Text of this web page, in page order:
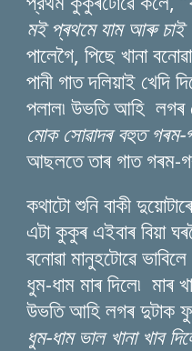
মই প্ৰথমে যাম আৰু
পালেগৈ, পিছে খানা
পানী গাত দলিয়াই খেদি
পলাল৷ উভতি আহি লগৰ
মোক সোৱাদৰ বহুত গৰম-
আছলতে তাৰ গাত গৰম-
কথাটো শুনি বাকী
এটা কুকুৰ এইবাৰ বিয়া
বনোৱা মানুহটোৱে ভাবিলে
ধুম-ধাম মাৰ দিলে৷ মাৰ
উভতি আহি লগৰ দুটাক
ধুম-ধাম ভাল খানা খাব